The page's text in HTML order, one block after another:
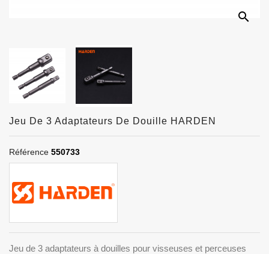
search
Jeu De 3 Adaptateurs De Douille HARDEN
Référence 550733
Jeu de 3 adaptateurs à douilles pour visseuses et perceuses